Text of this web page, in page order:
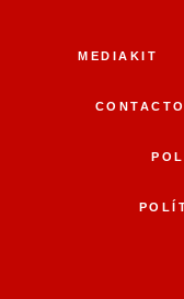
MEDIAKIT
CONTACTO